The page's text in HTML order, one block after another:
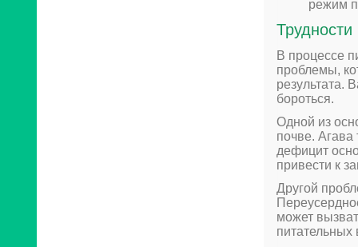
режим
В процессе
проблемы,
результата.
бороться.
Одной из
почве.
дефицит
привести к
Другой
может
питательных